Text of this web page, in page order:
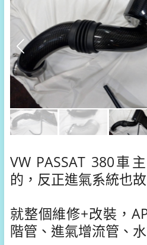
VW PASSAT 380車
的，反正進氣系統也
就整個維修+改裝，
階管、進氣增流管、